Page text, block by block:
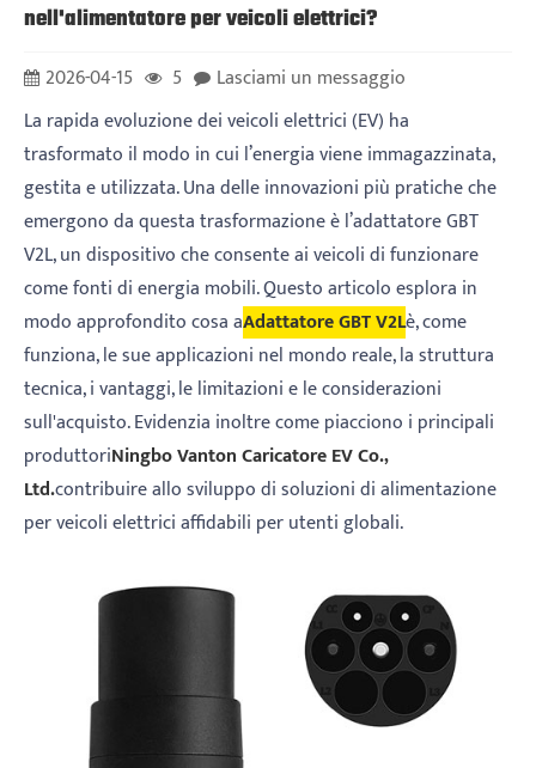
nell'alimentatore per veicoli elettrici?
2026-04-15 5
Lasciami un messaggio
La rapida evoluzione dei veicoli elettrici (EV) ha
trasformato il modo in cui l’energia viene immagazzinata,
gestita e utilizzata. Una delle innovazioni più pratiche che
emergono da questa trasformazione è l’adattatore GBT
V2L, un dispositivo che consente ai veicoli di funzionare
come fonti di energia mobili. Questo articolo esplora in
modo approfondito cosa aAdattatore GBT V2Lè, come
funziona, le sue applicazioni nel mondo reale, la struttura
tecnica, i vantaggi, le limitazioni e le considerazioni
sull'acquisto. Evidenzia inoltre come piacciono i principali
produttoriNingbo Vanton Caricatore EV Co.,
Ltd.contribuire allo sviluppo di soluzioni di alimentazione
per veicoli elettrici affidabili per utenti globali.